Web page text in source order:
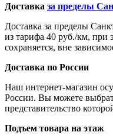
Доставка за пределы
Доставка за пределы
из тарифа 40 руб./км, при
сохраняется, вне
Доставка по России
Наш интернет-магазин
России. Вы можете
представительство
Подъем товара на этаж